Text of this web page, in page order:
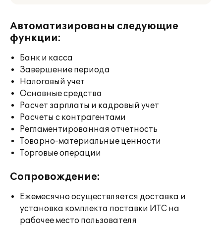
Автоматизированы следующие
функции:
Банк и касса
Завершение периода
Налоговый учет
Основные средства
Расчет зарплаты и кадровый учет
Расчеты с контрагентами
Регламентированная отчетность
Товарно-материальные ценности
Торговые операции
Сопровождение:
Ежемесячно осуществляется доставка и
установка комплекта поставки ИТС на
рабочее место пользователя